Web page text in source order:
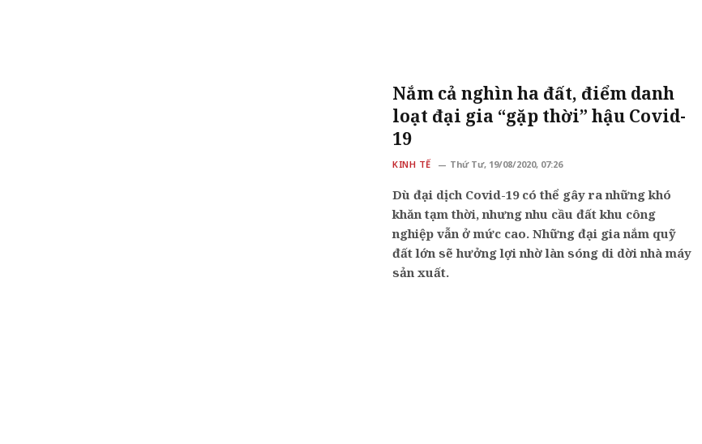
Nắm cả nghìn ha đất, điểm danh
loạt đại gia “gặp thời” hậu Covid-
19
KINH TẾ Thứ Tư, 19/08/2020, 07:26
Dù đại dịch Covid-19 có thể gây ra những khó
khăn tạm thời, nhưng nhu cầu đất khu công
nghiệp vẫn ở mức cao. Những đại gia nắm quỹ
đất lớn sẽ hưởng lợi nhờ làn sóng di dời nhà máy
sản xuất.